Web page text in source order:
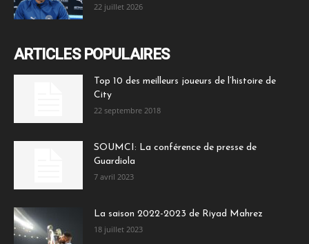
22 juillet 2026
ARTICLES POPULAIRES
Top 10 des meilleurs joueurs de l’histoire de
City
22 septembre 2018
SOUMCI: La conférence de presse de
Guardiola
7 avril 2023
La saison 2022-2023 de Riyad Mahrez
18 juillet 2023